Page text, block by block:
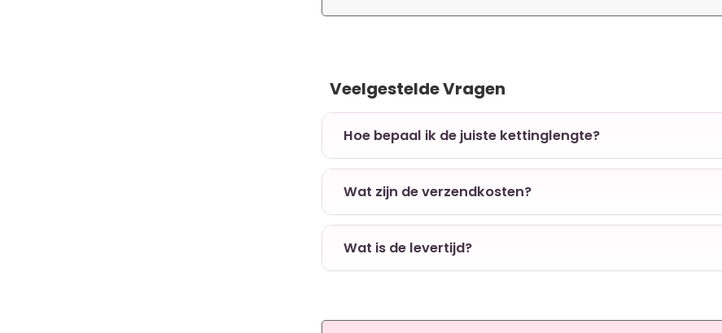
Veelgestelde Vragen
+ Hoe bepaal ik de juiste kettinglengte?
+ Wat zijn de verzendkosten?
+ Wat is de levertijd?